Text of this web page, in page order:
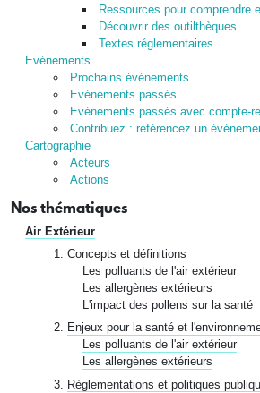
Ressources pour comprendre
Découvrir des outilthèques
Textes réglementaires
Evénements
Prochains événements
Evénements passés
Evénements passés avec compte-
Contribuez : référencez un
Cartographie
Acteurs
Actions
Nos thématiques
Air Extérieur
Concepts et définitions
Les polluants de l'air extérieur
Les allergènes extérieurs
L'impact des pollens sur la santé
Enjeux pour la santé et
Les polluants de l'air extérieur
Les allergènes extérieurs
Règlementations et politiques